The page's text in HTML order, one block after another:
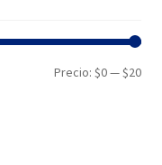
Precio:$0—$20